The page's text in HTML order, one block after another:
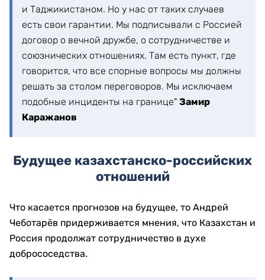
и Таджикистаном. Но у нас от таких случаев
есть свои гарантии. Мы подписывали с Россией
договор о вечной дружбе, о сотрудничестве и
союзнических отношениях. Там есть пункт, где
говорится, что все спорные вопросы мы должны
решать за столом переговоров. Мы исключаем
подобные инциденты на границе" Замир
Каражанов
Будущее казахстанско-российских
отношений
Что касается прогнозов на будущее, то Андрей
Чеботарёв придерживается мнения, что Казахстан и
Россия продолжат сотрудничество в духе
добрососедства.